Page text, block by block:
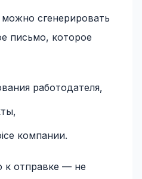
сгенерировать
письмо, которое
работодателя,
компании.
к отправке — не